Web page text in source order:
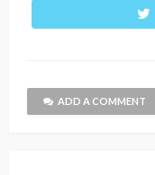
ADD A COMMENT